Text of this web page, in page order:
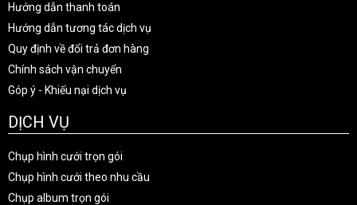
Hướng dẫn thanh toán
Hướng dẫn tương tác dịch vụ
Quy định về đổi trả đơn hàng
Chính sách vận chuyển
Góp ý - Khiếu nại dịch vụ
DỊCH VỤ
Chụp hình cưới trọn gói
Chụp hình cưới theo nhu cầu
Chụp album trọn gói